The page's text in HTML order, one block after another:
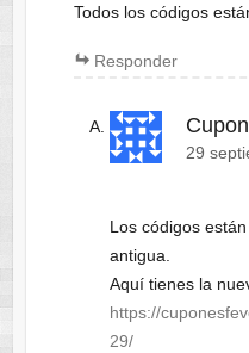
Todos los códigos
Responder
29
Los códigos
antigua.
Aquí tienes la
https://
29/